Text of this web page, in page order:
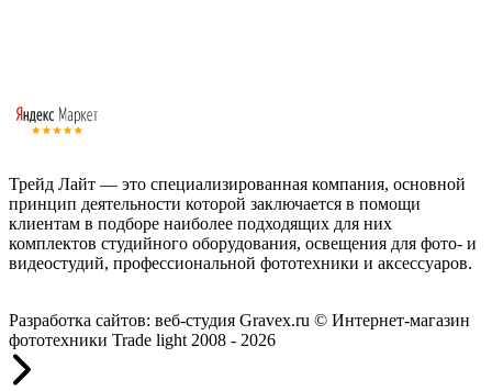
Трейд Лайт — это специализированная компания, основной
принцип деятельности которой заключается в помощи
клиентам в подборе наиболее подходящих для них
комплектов студийного оборудования, освещения для фото- и
видеостудий, профессиональной фототехники и аксессуаров.
Разработка сайтов: веб-студия Gravex.ru © Интернет-магазин
фототехники Trade light 2008 - 2026